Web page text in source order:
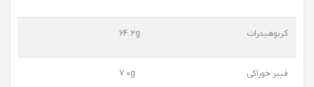
کربوهیدرات 64.2g
فیبر خوراکی 7.0g